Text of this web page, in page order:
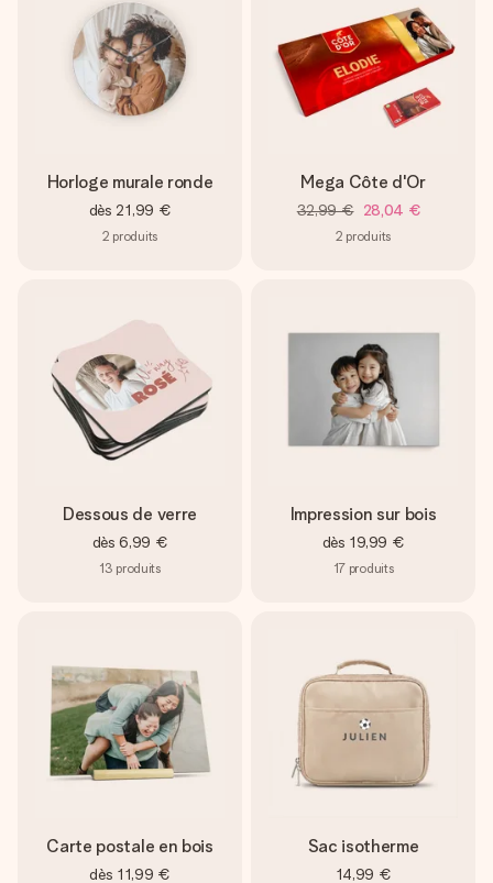
Horloge murale ronde
dès 21,99 €
2 produits
Mega Côte d'Or
32,99 € 28,04 €
2 produits
Dessous de verre
dès 6,99 €
13 produits
Impression sur bois
dès 19,99 €
17 produits
Carte postale en bois
dès 11,99 €
Sac isotherme
14,99 €